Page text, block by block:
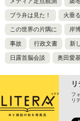
ブラ弁は見た！ 火垂
この世界の片隅に 岸
事故 行政文書 新
日露首脳会談 奥田愛
フ
リ